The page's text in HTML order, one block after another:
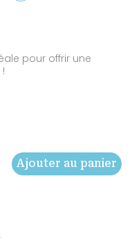
pour offrir une
Ajouter au panier